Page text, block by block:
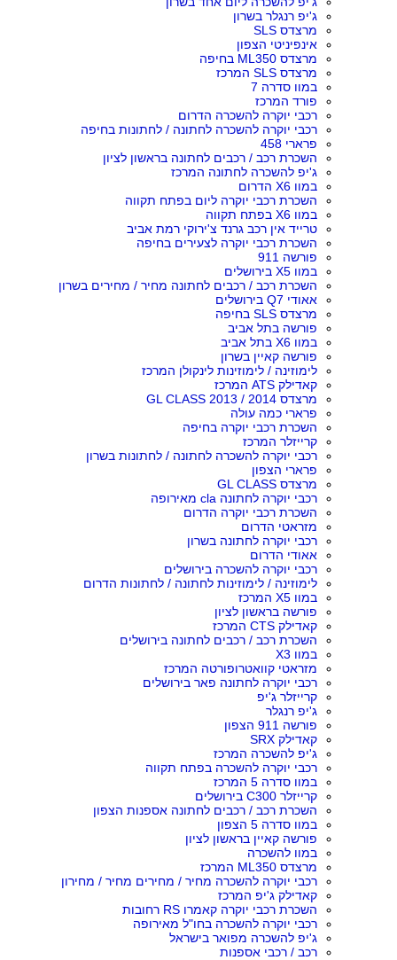
ג'יפ רנגלר בשרון
מרצדס SLS
אינפיניטי הצפון
מרצדס ML350 בחיפה
מרצדס SLS המרכז
במוו סדרה 7
פורד המרכז
רכבי יוקרה להשכרה הדרום
רכבי יוקרה להשכרה לחתונה / לחתונות בחיפה
פרארי 458
השכרת רכב / רכבים לחתונה בראשון לציון
ג'יפ להשכרה לחתונה המרכז
במוו X6 הדרום
השכרת רכבי יוקרה ליום בפתח תקווה
במוו X6 בפתח תקווה
טרייד אין רכב גרנד צ'ירוקי רמת אביב
השכרת רכבי יוקרה לצעירים בחיפה
פורשה 911
במוו X5 בירושלים
השכרת רכב / רכבים לחתונה מחיר / מחירים בשרון
אאודי Q7 בירושלים
מרצדס SLS בחיפה
פורשה בתל אביב
במוו X6 בתל אביב
פורשה קאיין בשרון
לימוזינה / לימוזינות לינקולן המרכז
קאדילק ATS המרכז
מרצדס GL CLASS 2013 / 2014
פרארי כמה עולה
השכרת רכבי יוקרה בחיפה
קרייזלר המרכז
רכבי יוקרה להשכרה לחתונה / לחתונות בשרון
פרארי הצפון
מרצדס GL CLASS
רכבי יוקרה לחתונה cla מאירופה
השכרת רכבי יוקרה הדרום
מזראטי הדרום
רכבי יוקרה לחתונה בשרון
אאודי הדרום
רכבי יוקרה להשכרה בירושלים
לימוזינה / לימוזינות לחתונה / לחתונות הדרום
במוו X5 המרכז
פורשה בראשון לציון
קאדילק CTS המרכז
השכרת רכב / רכבים לחתונה בירושלים
במוו X3
מזראטי קוואטרופורטה המרכז
רכבי יוקרה לחתונה פאר בירושלים
קרייזלר ג'יפ
ג'יפ רנגלר
פורשה 911 הצפון
קאדילק SRX
ג'יפ להשכרה המרכז
רכבי יוקרה להשכרה בפתח תקווה
במוו סדרה 5 המרכז
קרייזלר C300 בירושלים
השכרת רכב / רכבים לחתונה אספנות הצפון
במוו סדרה 5 הצפון
פורשה קאיין בראשון לציון
במוו להשכרה
מרצדס ML350 המרכז
רכבי יוקרה להשכרה מחיר / מחירים מחיר / מחירון
קאדילק ג'יפ המרכז
השכרת רכבי יוקרה קאמרו RS רחובות
רכבי יוקרה להשכרה בחו"ל מאירופה
ג'יפ להשכרה מפואר בישראל
רכב / רכבי אספנות